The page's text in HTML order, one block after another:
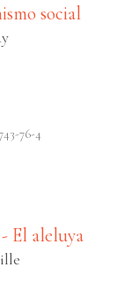
social
76-4
El aleluya